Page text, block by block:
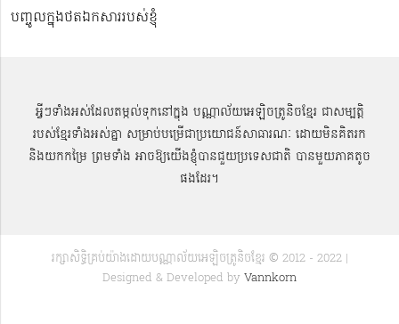
បញ្ចូលក្នុងថតឯកសាររបស់ខ្ញុំ
អ្វីៗទាំងអស់ដែលតម្កល់ទុកនៅក្នុង បណ្ណាល័យអេឡិចត្រូនិចខ្មែរ ជាសម្បតិ្ត
របស់ខ្មែរទាំងអស់គ្នា សម្រាប់បម្រើជាប្រយោជន៍សាធារណៈ ដោយមិនគិតរក
និងយកកម្រៃ ព្រមទាំង អាចឱ្យយើងខ្ញុំបានជួយប្រទេសជាតិ បានមួយភាគតូច
ផងដែរ។
រក្សាសិទ្ធិគ្រប់យ៉ាងដោយបណ្ណាល័យអេឡិចត្រូនិចខ្មែរ © 2012 - 2022 |
Designed & Developed by Vannkorn